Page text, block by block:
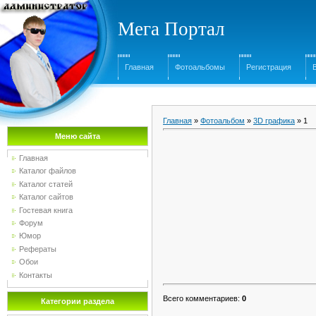
Мега Портал
Главная Фотоальбомы Регистрация
Меню сайта
Главная
Каталог файлов
Каталог статей
Каталог сайтов
Гостевая книга
Форум
Юмор
Рефераты
Обои
Контакты
Категории раздела
Главная » Фотоальбом » 3D графика » 1
Всего комментариев: 0